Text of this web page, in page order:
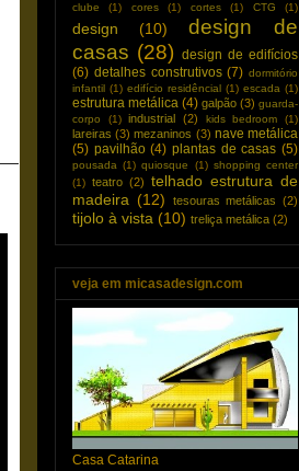
clube (1) cores (1) cortes (1) CTG (1)
design (10)
design de
casas (28) design de edifícios
(6) detalhes construtivos (7) dormitório
infantil (1) edifício residêncial (1) escada (1)
estrutura metálica (4) galpão (3) guarda-
corpo
(1) industrial (2) kids bedroom (1)
lareiras (3) mezaninos (3) nave metálica
(5) pavilhão (4) plantas de casas (5)
pousada (1) quiosque (1) shopping center
(1) teatro (2) telhado estrutura de
madeira (12) tesouras metálicas (2)
tijolo à vista (10) treliça metálica (2)
veja em micasadesign.com
Casa Catarina